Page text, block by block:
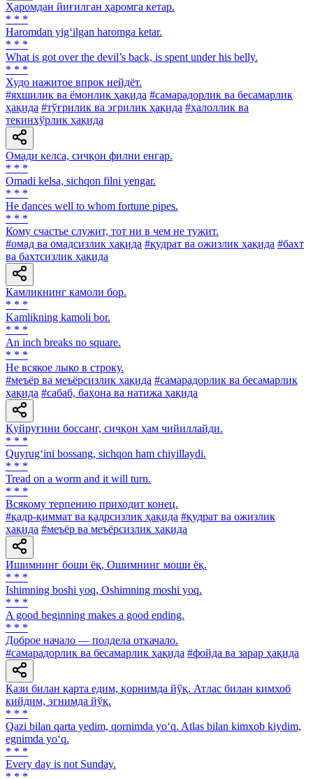
Ҳаромдан йиғилган ҳаромга кетар.
* * *
Haromdan yig‘ilgan haromga ketar.
* * *
What is got over the devil’s back, is spent under his belly.
* * *
Худо нажитое впрок нейдёт.
#яхшилик ва ёмонлик ҳақида #самарадорлик ва бесамарлик
ҳақида #тўғрилик ва эгрилик ҳақида #ҳалоллик ва
текинхўрлик ҳақида
Омади келса, сичқон филни енгар.
* * *
Omadi kelsa, sichqon filni yengar.
* * *
Не dances well to whom fortune pipes.
* * *
Кому счастье служит, тот ни в чем не тужит.
#омад ва омадсизлик ҳақида #қудрат ва ожизлик ҳақида #бахт
ва бахтсизлик ҳақида
Камликнинг камоли бор.
* * *
Kamlikning kamoli bor.
* * *
An inch breaks no square.
* * *
He всякое лыко в строку.
#меъёр ва меъёрсизлик ҳақида #самарадорлик ва бесамарлик
ҳақида #сабаб, баҳона ва натижа ҳақида
Қуйруғини боссанг, сичқон ҳам чийиллайди.
* * *
Quyrug‘ini bossang, sichqon ham chiyillaydi.
* * *
Tread on a worm and it will turn.
* * *
Всякому терпению приходит конец.
#қадр-қиммат ва қадрсизлик ҳақида #қудрат ва ожизлик
ҳақида #меъёр ва меъёрсизлик ҳақида
Ишимнинг боши ёқ, Ошимнинг моши ёқ.
* * *
Ishimning boshi yoq, Oshimning moshi yoq.
* * *
A good beginning makes a good ending.
* * *
Доброе начало — полдела откачало.
#самарадорлик ва бесамарлик ҳақида #фойда ва зарар ҳақида
Қази билан қарта едим, қорнимда йўқ. Атлас билан кимхоб
кийдим, эгнимда йўқ.
* * *
Qazi bilan qarta yedim, qornimda yo‘q. Atlas bilan kimxob kiydim,
egnimda yo‘q.
* * *
Every day is not Sunday.